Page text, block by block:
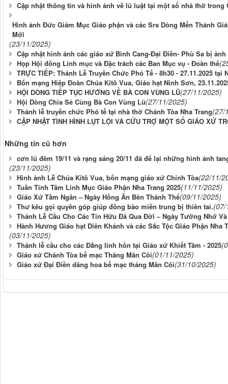
Cập nhật thông tin và hình ảnh về lũ luật tại một số nhà thờ trong
Hình ảnh Đức Giám Mục Giáo phận và các Srs Dòng Mến Thánh
Mới
(23/11/2025)
Cập nhật hình ảnh các giáo xứ Bình Cang-Đại Điền- Phù Sa bị
Họp Hội đồng Linh mục và Đặc trách các Ban Mục vụ - Đoàn thể
TRỰC TIẾP: Thánh Lễ Truyền Chức Phó Tế - 8h30 - 27.11.2025 tại
Bổn mạng Hiệp Đoàn Chúa Kitô Vua, Giáo hạt Ninh Sơn,
HỘI DÒNG TIẾP TỤC HƯỚNG VỀ BÀ CON VÙNG LŨ(27/11/2025)
Hội Dòng Chia Sẻ Cùng Bà Con Vùng Lũ(27/11/2025)
Thánh lễ truyền chức Phó tế tại nhà thờ Chánh Tòa Nha Trang(27/
CẬP NHẬT TÌNH HÌNH LỤT LỘI VÀ CỨU TRỢ MỘT SỐ GIÁO XỨ
Những tin cũ hơn
cơn lũ đêm 19/11 và rạng sáng 20/11 đã để lại những hình ảnh
(23/11/2025)
Hình ảnh Lễ Chúa Kitô Vua, bổn mạng giáo xứ Chính Tòa(22/11/
Tuần Tĩnh Tâm Linh Mục Giáo Phận Nha Trang 2025(11/11/2025)
Giáo Xứ Tầm Ngân – Ngày Hồng Ân Bên Thánh Thể(09/11/2025)
Thư kêu gọi quyên góp giúp đồng bào miền trung bị thiên tai.
Thánh Lễ Cầu Cho Các Tín Hữu Đã Qua Đời – Ngày Tưởng Nhớ Và
Hành Hương Giáo hạt Diên Khánh và các Sắc Tộc Giáo Phận
(03/11/2025)
Thánh lễ cầu cho các Đẳng linh hồn tại Giáo xứ Khiết Tâm - 2025
Giáo xứ Chánh Tòa bế mạc Tháng Mân Côi(01/11/2025)
Giáo xứ Đại Điền dâng hoa bế mạc tháng Mân Côi(31/10/2025)